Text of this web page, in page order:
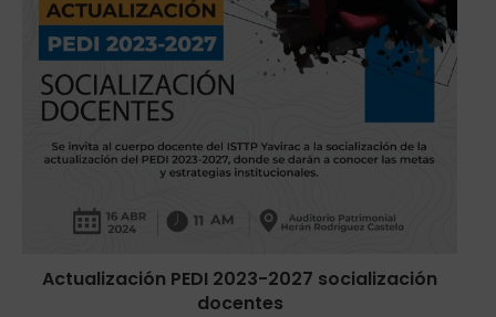
Actualización PEDI 2023-2027 socialización
docentes